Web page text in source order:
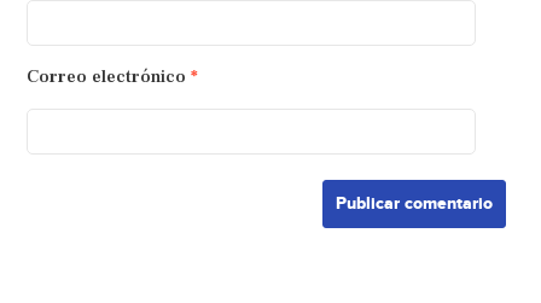
Correo electrónico *